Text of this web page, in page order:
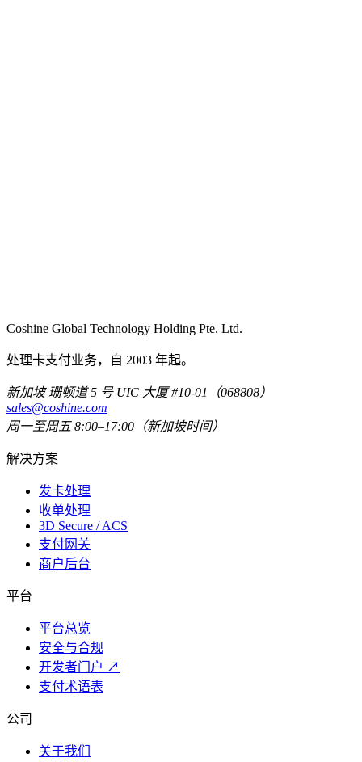
Coshine Global Technology Holding Pte. Ltd.
处理卡支付业务，自 2003 年起。
新加坡 珊顿道 5 号 UIC 大厦 #10-01（068808）
sales@coshine.com
周一至周五 8:00–17:00（新加坡时间）
解决方案
发卡处理
收单处理
3D Secure / ACS
支付网关
商户后台
平台
平台总览
安全与合规
开发者门户 ↗
支付术语表
公司
关于我们